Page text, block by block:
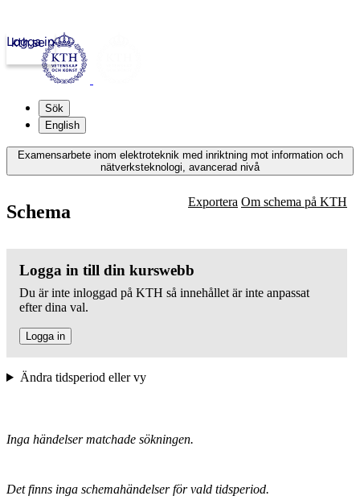
kth.se
Logga in
Sök
English
Examensarbete inom elektroteknik med inriktning mot information och
nätverksteknologi, avancerad nivå
Schema Exportera Om schema på KTH
Logga in till din kurswebb
Du är inte inloggad på KTH så innehållet är inte anpassat
efter dina val.
Logga in
Ändra tidsperiod eller vy
Inga händelser matchade sökningen.
Det finns inga schemahändelser för vald tidsperiod.